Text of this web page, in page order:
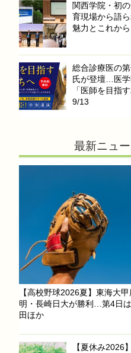
関西学院・初
育現場から語
魅力とこれから
総合診療医の
氏が登壇…医学
「医師を目指
9/13
最新ニュ
【高校野球2026夏】東海大
明・長崎日大が勝利…第4日
田ほか
【夏休み2026